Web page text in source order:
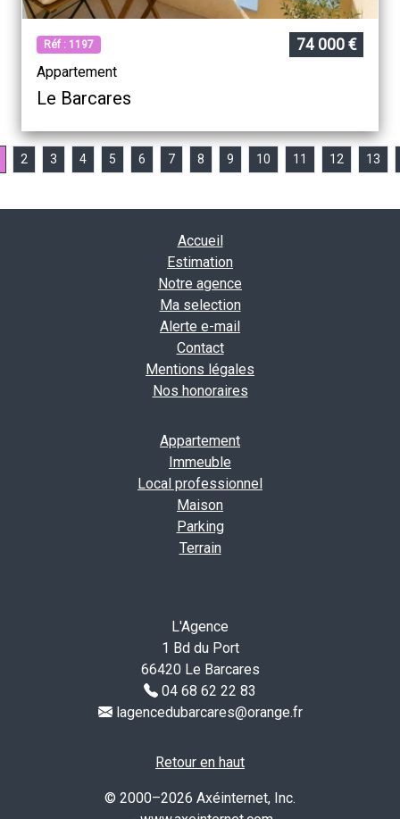
Réf : 1197 74 000 €
Appartement
Le Barcares
2 3 4 5 6 7 8 9 10 11 12 13
Accueil
Estimation
Notre agence
Ma selection
Alerte e-mail
Contact
Mentions légales
Nos honoraires
Appartement
Immeuble
Local professionnel
Maison
Parking
Terrain
L'Agence
1 Bd du Port
66420 Le Barcares
04 68 62 22 83
lagencedubarcares@orange.fr
Retour en haut
© 2000–2026 Axéinternet, Inc.